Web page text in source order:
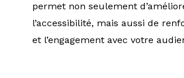
permet non seulement
l’accessibilité, mais aussi de
et l’engagement avec votre